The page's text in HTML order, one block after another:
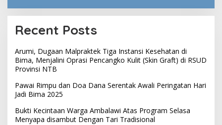
Recent Posts
Arumi, Dugaan Malpraktek Tiga Instansi Kesehatan di
Bima, Menjalini Oprasi Pencangko Kulit (Skin Graft) di RSUD
Provinsi NTB
Pawai Rimpu dan Doa Dana Serentak Awali Peringatan Hari
Jadi Bima 2025
Bukti Kecintaan Warga Ambalawi Atas Program Selasa
Menyapa disambut Dengan Tari Tradisional